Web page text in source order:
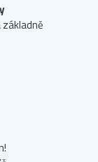
základně